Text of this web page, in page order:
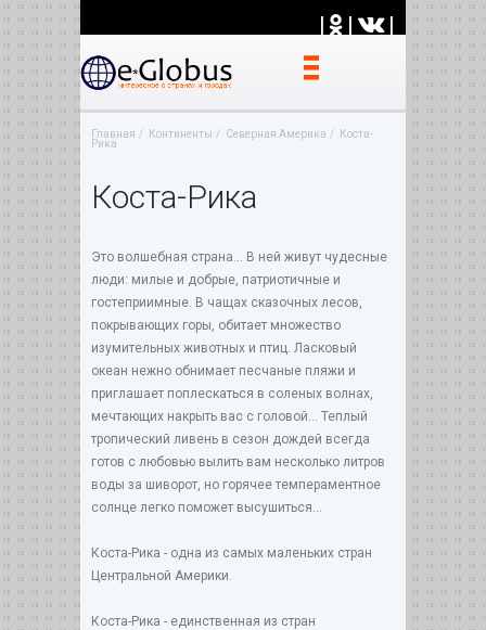
| | |
Главная Континенты Северная Америка
Коста-
Рика
Коста-Рика
Это волшебная страна... В ней живут чудесные
люди: милые и добрые, патриотичные и
гостеприимные. В чащах сказочных лесов,
покрывающих горы, обитает множество
изумительных животных и птиц. Ласковый
океан нежно обнимает песчаные пляжи и
приглашает поплескаться в соленых волнах,
мечтающих накрыть вас с головой... Теплый
тропический ливень в сезон дождей всегда
готов с любовью вылить вам несколько литров
воды за шиворот, но горячее темпераментное
солнце легко поможет высушиться...
Коста-Рика - одна из самых маленьких стран
Центральной Америки.
Коста-Рика - единственная из стран